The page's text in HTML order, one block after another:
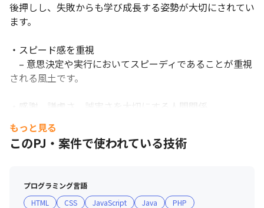
後押しし、失敗からも学び成長する姿勢が大切にされてい
ます。
・スピード感を重視
– 意思決定や実行においてスピーディであることが重視
される風土です。
・感謝、謙虚さ、誠実さを大切にする人間関係
– 「感謝・謙虚・誠実」といった人材理念から、チーム
内での協力・信頼関係を築きやすい環境が整っています。
り組むことが期待されています。
もっと見る
このPJ・案件で使われている技術
プログラミング言語
HTML
CSS JavaScript Java PHP